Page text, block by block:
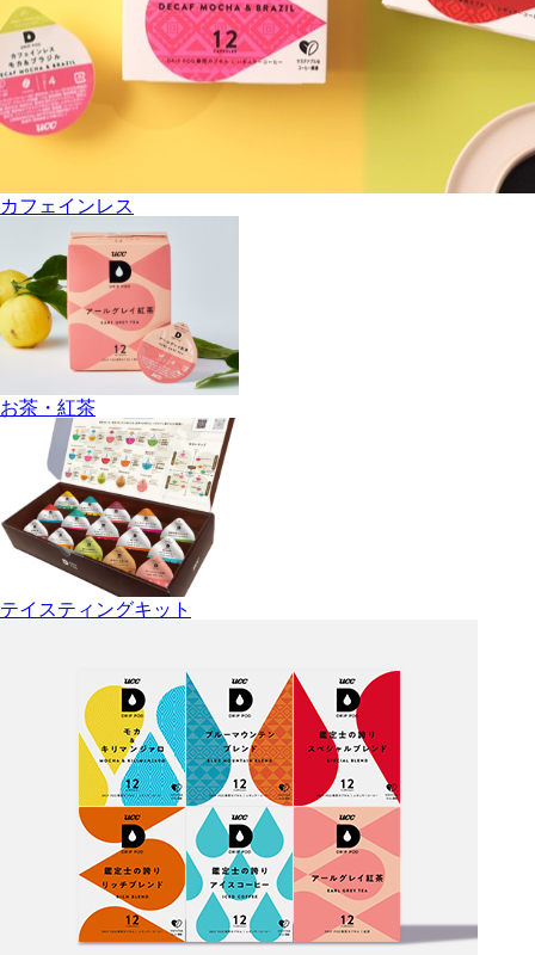
カフェインレス
お茶・紅茶
テイスティングキット